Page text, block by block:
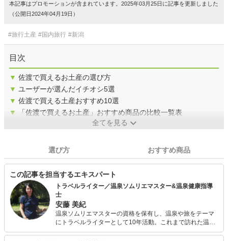
本記事はプロモーションが含まれています。2025年03月25日に記事を更新しました
（公開日2024年04月19日）
#旅行土産 #国内旅行 #新潟
目次
▼ 佐渡で買えるお土産の選び方
▼ ユーザーが選んだイチオシ5選
▼ 佐渡で買える土産おすすめ10選
▼
「佐渡で買えるお土産」おすすめ商品の比較一覧表
全てを見る
選び方 おすすめ商品
この記事を担当するエキスパート
トラベルライター／温泉ソムリエマスター&温泉健康指導
士
安藤 美紀
温泉ソムリエマスターの資格を保有し、温泉や旅をテーマ
にトラベルライターとして10年活動。これまで訪れた温泉
宿は約250軒、執筆記事数はトータルで800を超える。さら